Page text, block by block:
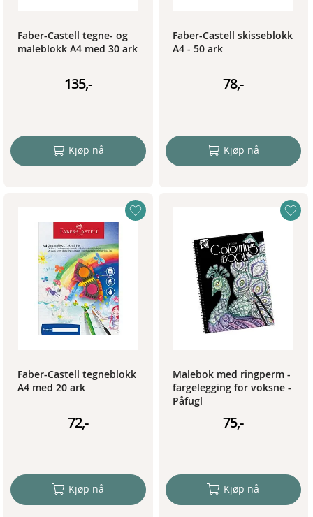
Faber-Castell tegne- og
maleblokk A4 med 30 ark
135,-
Kjøp nå
Faber-Castell skisseblokk
A4 - 50 ark
78,-
Kjøp nå
Faber-Castell tegneblokk
A4 med 20 ark
72,-
Kjøp nå
Malebok med ringperm -
fargelegging for voksne -
Påfugl
75,-
Kjøp nå